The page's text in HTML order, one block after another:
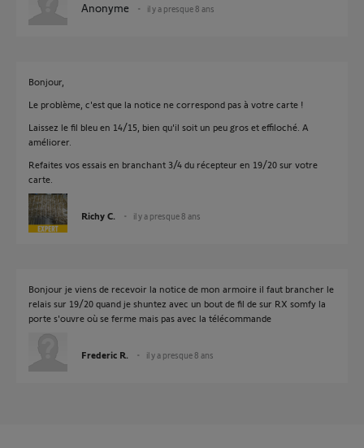
Anonyme il y a presque 8 ans
Bonjour,
Le problème, c'est que la notice ne correspond pas à votre carte !
Laissez le fil bleu en 14/15, bien qu'il soit un peu gros et effiloché. A
améliorer.
Refaites vos essais en branchant 3/4 du récepteur en 19/20 sur votre
carte.
Richy C. il y a presque 8 ans
Bonjour je viens de recevoir la notice de mon armoire il faut brancher le
relais sur 19/20 quand je shuntez avec un bout de fil de sur RX somfy la
porte s'ouvre où se ferme mais pas avec la télécommande
Frederic R. il y a presque 8 ans